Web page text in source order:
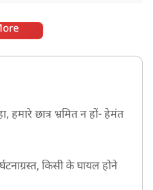
हमारे छात्र भ्रमित न हों- हेमंत
किसी के घायल होने